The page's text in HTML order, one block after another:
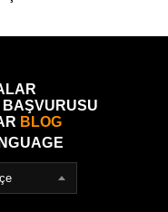
BAŞVURUSU
BLOG